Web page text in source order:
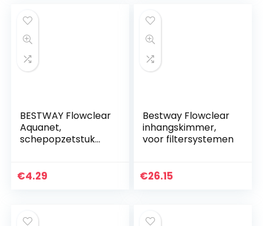
BESTWAY Flowclear
Aquanet,
schepopzetstuk
€4.29
Bestway Flowclear
inhangskimmer,
voor filtersystemen
€26.15